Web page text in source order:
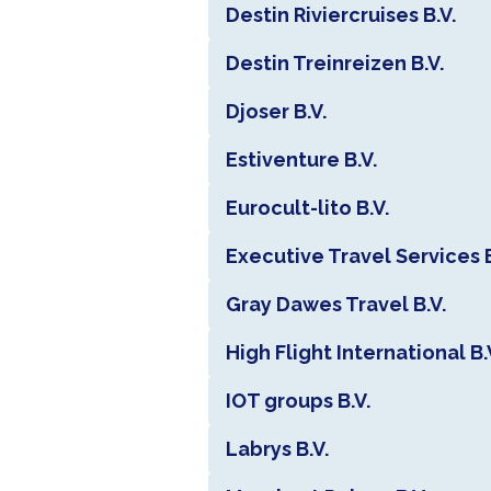
Destin Riviercruises B.V.
Destin Treinreizen B.V.
Djoser B.V.
Estiventure B.V.
Eurocult-lito B.V.
Executive Travel Services
Gray Dawes Travel B.V.
High Flight International
IOT groups B.V.
Labrys B.V.